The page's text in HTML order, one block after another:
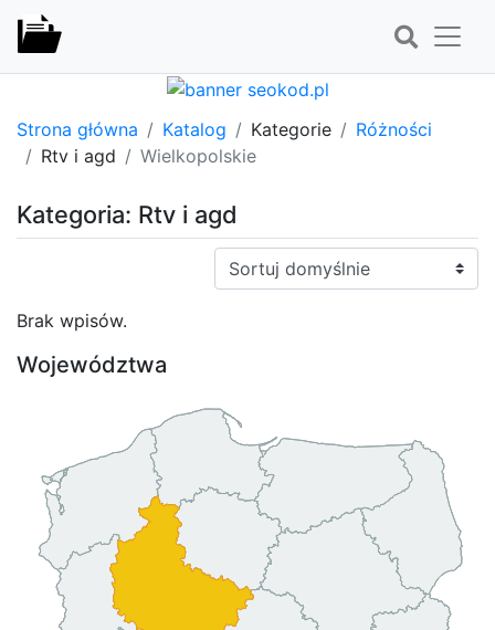
Strona główna Katalog Kategorie
Różności
Rtv i agd
Wielkopolskie
Kategoria: Rtv i agd
Sortuj:
Brak wpisów.
Województwa